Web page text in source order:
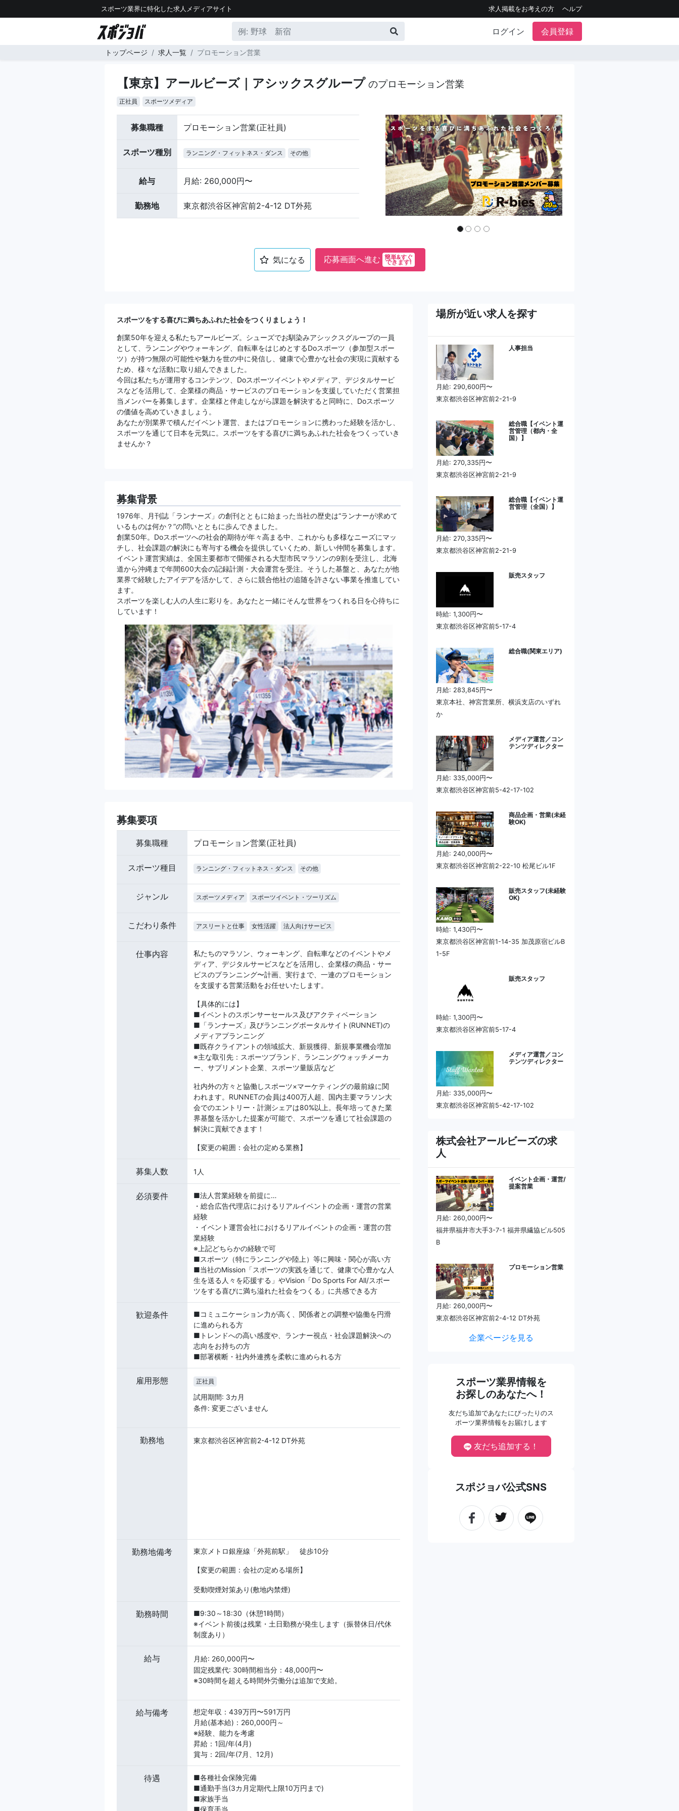
スポーツ業界に特化した求人メディアサイト 求人掲載をお考えの方 ヘルプ
ログイン 会員登録
トップページ 求人一覧 プロモーション営業
【東京】アールビーズ｜アシックスグループ のプロモーション営業
正社員 スポーツメディア
募集職種 プロモーション営業(正社員)
スポーツ種別 ランニング・フィットネス・ダンス その他
給与 月給: 260,000円〜
勤務地 東京都渋谷区神宮前2-4-12 DT外苑
気になる 応募画面へ進む 簡単&すぐ
できます!
スポーツをする喜びに満ちあふれた社会をつくりましょう！
創業50年を迎える私たちアールビーズ。シューズでお馴染みアシックスグループの一員
として、ランニングやウォーキング、自転車をはじめとするDoスポーツ（参加型スポー
ツ）が持つ無限の可能性や魅力を世の中に発信し、健康で心豊かな社会の実現に貢献する
ため、様々な活動に取り組んできました。
今回は私たちが運用するコンテンツ、Doスポーツイベントやメディア、デジタルサービ
スなどを活用して、企業様の商品・サービスのプロモーションを支援していただく営業担
当メンバーを募集します。企業様と伴走しながら課題を解決すると同時に、Doスポーツ
の価値を高めていきましょう。
あなたが別業界で積んだイベント運営、またはプロモーションに携わった経験を活かし、
スポーツを通じて日本を元気に。スポーツをする喜びに満ちあふれた社会をつくっていき
ませんか？
募集背景
1976年、月刊誌「ランナーズ」の創刊とともに始まった当社の歴史は“ランナーが求めて
いるものは何か？”の問いとともに歩んできました。
創業50年。Doスポーツへの社会的期待が年々高まる中、これからも多様なニーズにマッ
チし、社会課題の解決にも寄与する機会を提供していくため、新しい仲間を募集します。
イベント運営実績は、全国主要都市で開催される大型市民マラソンの9割を受注し、北海
道から沖縄まで年間600大会の記録計測・大会運営を受注。そうした基盤と、あなたが他
業界で経験したアイデアを活かして、さらに競合他社の追随を許さない事業を推進してい
ます。
スポーツを楽しむ人の人生に彩りを。あなたと一緒にそんな世界をつくれる日を心待ちに
しています！
募集要項
募集職種 プロモーション営業(正社員)
スポーツ種目 ランニング・フィットネス・ダンス その他
ジャンル スポーツメディア スポーツイベント・ツーリズム
こだわり条件 アスリートと仕事 女性活躍 法人向けサービス
仕事内容
私たちのマラソン、ウォーキング、自転車などのイベントやメ
ディア、デジタルサービスなどを活用し、企業様の商品・サー
ビスのプランニング〜計画、実行まで、一連のプロモーション
を支援する営業活動をお任せいたします。
【具体的には】
■イベントのスポンサーセールス及びアクティベーション
■「ランナーズ」及びランニングポータルサイト(RUNNET)の
メディアプランニング
■既存クライアントの領域拡大、新規獲得、新規事業機会増加
※主な取引先：スポーツブランド、ランニングウォッチメーカ
ー、サプリメント企業、スポーツ量販店など
社内外の方々と協働しスポーツ×マーケティングの最前線に関
われます。RUNNETの会員は400万人超、国内主要マラソン大
会でのエントリー・計測シェアは80%以上。長年培ってきた業
界基盤を活かした提案が可能で、スポーツを通じて社会課題の
解決に貢献できます！
【変更の範囲：会社の定める業務】
募集人数 1人
必須要件
■法人営業経験を前提に…
・総合広告代理店におけるリアルイベントの企画・運営の営業
経験
・イベント運営会社におけるリアルイベントの企画・運営の営
業経験
※上記どちらかの経験で可
■スポーツ（特にランニングや陸上）等に興味・関心が高い方
■当社のMission「スポーツの実践を通じて、健康で心豊かな人
生を送る人々を応援する」やVision「Do Sports For All/スポー
ツをする喜びに満ち溢れた社会をつくる」に共感できる方
歓迎条件
■コミュニケーション力が高く、関係者との調整や協働を円滑
に進められる方
■トレンドへの高い感度や、ランナー視点・社会課題解決への
志向をお持ちの方
■部署横断・社内外連携を柔軟に進められる方
雇用形態 正社員
試用期間: 3カ月
条件: 変更ございません
勤務地 東京都渋谷区神宮前2-4-12 DT外苑
勤務地備考 東京メトロ銀座線「外苑前駅」 徒歩10分
【変更の範囲：会社の定める場所】
受動喫煙対策あり(敷地内禁煙)
勤務時間
■9:30～18:30（休憩1時間）
※イベント前後は残業・土日勤務が発生します（振替休日/代休
制度あり）
給与
月給: 260,000円〜
固定残業代: 30時間相当分：48,000円〜
※30時間を超える時間外労働分は追加で支給。
給与備考
想定年収：439万円〜591万円
月給(基本給)：260,000円～
※経験、能力を考慮
昇給：1回/年(4月)
賞与：2回/年(7月、12月)
待遇
■各種社会保険完備
■通勤手当(3カ月定期代上限10万円まで)
■家族手当
■保育手当
場所が近い求人を探す
人事担当
月給: 290,600円〜
東京都渋谷区神宮前2-21-9
総合職【イベント運
営管理（都内・全
国）】
月給: 270,335円〜
東京都渋谷区神宮前2-21-9
総合職【イベント運
営管理（全国）】
月給: 270,335円〜
東京都渋谷区神宮前2-21-9
販売スタッフ
時給: 1,300円〜
東京都渋谷区神宮前5-17-4
総合職(関東エリア)
月給: 283,845円〜
東京本社、神宮営業所、横浜支店のいずれ
か
メディア運営／コン
テンツディレクター
月給: 335,000円〜
東京都渋谷区神宮前5-42-17-102
商品企画・営業(未経
験OK)
月給: 240,000円〜
東京都渋谷区神宮前2-22-10 松尾ビル1F
販売スタッフ(未経験
OK)
時給: 1,430円〜
東京都渋谷区神宮前1-14-35 加茂原宿ビルB
1-5F
販売スタッフ
時給: 1,300円〜
東京都渋谷区神宮前5-17-4
メディア運営／コン
テンツディレクター
月給: 335,000円〜
東京都渋谷区神宮前5-42-17-102
株式会社アールビーズの求
人
イベント企画・運営/
提案営業
月給: 260,000円〜
福井県福井市大手3-7-1 福井県繊協ビル505
B
プロモーション営業
月給: 260,000円〜
東京都渋谷区神宮前2-4-12 DT外苑
企業ページを見る
スポーツ業界情報を
お探しのあなたへ！
友だち追加であなたにぴったりのス
ポーツ業界情報をお届けします
友だち追加する！
スポジョバ公式SNS